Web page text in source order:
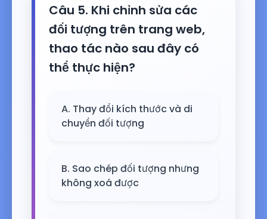
Câu 5. Khi chỉnh sửa các
đối tượng trên trang web,
thao tác nào sau đây có
thể thực hiện?
A. Thay đổi kích thước và di
chuyển đối tượng
B. Sao chép đối tượng nhưng
không xoá được